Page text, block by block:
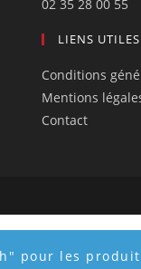
pour les
02 35 28 00 55
LIENS UTILES
Conditions
Mentions
Contact